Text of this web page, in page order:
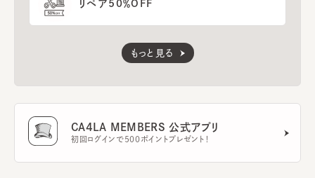
リペア50％OFF
もっと見る
CA4LA MEMBERS 公式アプリ
初回ログインで500ポイントプレゼント！